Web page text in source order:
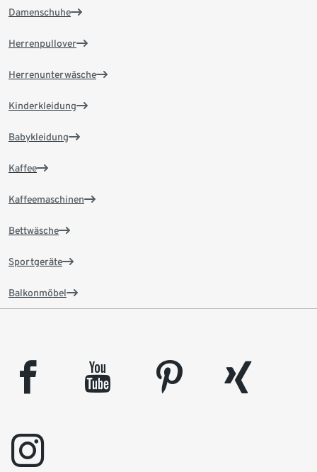
Damenschuhe
Herrenpullover
Herrenunterwäsche
Kinderkleidung
Babykleidung
Kaffee
Kaffeemaschinen
Bettwäsche
Sportgeräte
Balkonmöbel
facebook youtube pinterest
xing
instagram